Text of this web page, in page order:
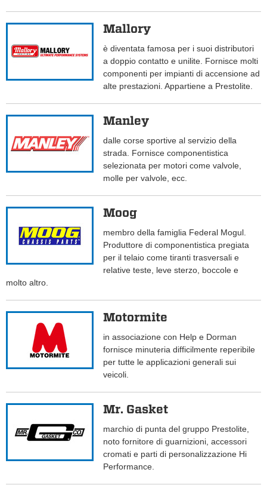
Mallory
è diventata famosa per i suoi distributori
a doppio contatto e unilite. Fornisce molti
componenti per impianti di accensione ad
alte prestazioni. Appartiene a Prestolite.
Manley
dalle corse sportive al servizio della
strada. Fornisce componentistica
selezionata per motori come valvole,
molle per valvole, ecc.
Moog
membro della famiglia Federal Mogul.
Produttore di componentistica pregiata
per il telaio come tiranti trasversali e
relative teste, leve sterzo, boccole e
molto altro.
Motormite
in associazione con Help e Dorman
fornisce minuteria difficilmente reperibile
per tutte le applicazioni generali sui
veicoli.
Mr. Gasket
marchio di punta del gruppo Prestolite,
noto fornitore di guarnizioni, accessori
cromati e parti di personalizzazione Hi
Performance.